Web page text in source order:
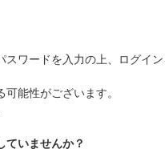
ワードを入力の上、ログイ
能性がございます。
ていませんか？